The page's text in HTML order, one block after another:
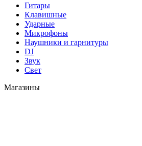
Гитары
Клавишные
Ударные
Микрофоны
Наушники и гарнитуры
DJ
Звук
Свет
Магазины